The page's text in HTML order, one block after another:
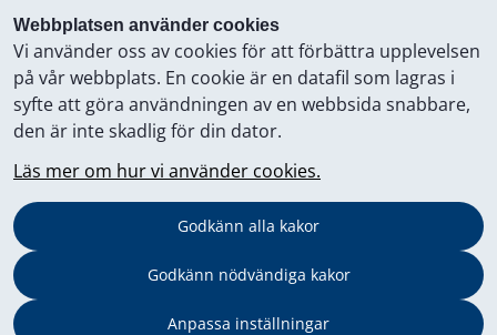
Webbplatsen använder cookies
Vi använder oss av cookies för att förbättra upplevelsen
på vår webbplats. En cookie är en datafil som lagras i
syfte att göra användningen av en webbsida snabbare,
den är inte skadlig för din dator.
Läs mer om hur vi använder cookies.
Godkänn alla kakor
Godkänn nödvändiga kakor
Anpassa inställningar